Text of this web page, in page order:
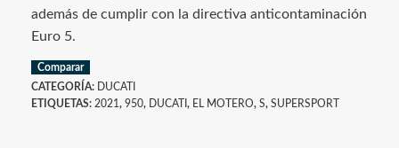
además de cumplir con la directiva anticontaminación
Euro 5.
Comparar
CATEGORÍA:
DUCATI
ETIQUETAS: 2021 , 950, DUCATI , EL MOTERO, S, SUPERSPORT